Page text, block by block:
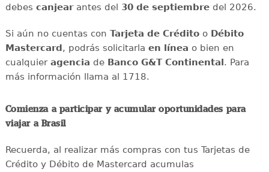
debes canjear antes del 30 de septiembredel 2026.
Si aún no cuentas con Tarjeta de Créditoo Débito
Mastercard , podrás solicitarla en línea o bien en
cualquieragencia de Banco G&T Continental . Para
más información llama al 1718.
Comienza a participar y acumular oportunidades para
viajar a Brasil
Recuerda, al realizar más compras con tus Tarjetas de
Crédito y Débito de Mastercard acumulas